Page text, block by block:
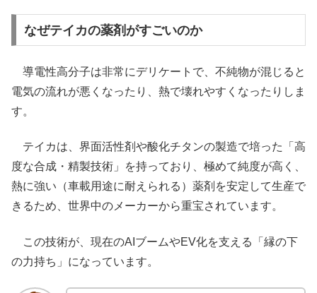
なぜテイカの薬剤がすごいのか
導電性高分子は非常にデリケートで、不純物が混じると
電気の流れが悪くなったり、熱で壊れやすくなったりしま
す。
テイカは、界面活性剤や酸化チタンの製造で培った「高
度な合成・精製技術」を持っており、極めて純度が高く、
熱に強い（車載用途に耐えられる）薬剤を安定して生産で
きるため、世界中のメーカーから重宝されています。
この技術が、現在のAIブームやEV化を支える「縁の下
の力持ち」になっています。